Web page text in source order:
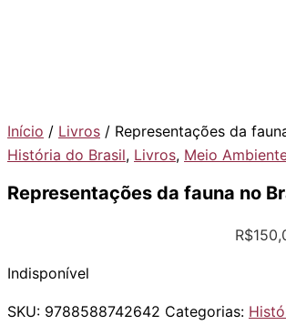
Início / Livros / Representações da
História do Brasil, Livros, Meio
Representações da fauna no
R$
Indisponível
SKU: 9788588742642 Categorias: